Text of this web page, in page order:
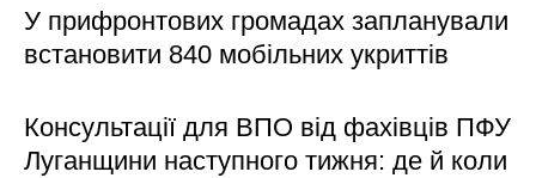
У прифронтових громадах запланували
встановити 840 мобільних укриттів
Консультації для ВПО від фахівців ПФУ
Луганщини наступного тижня: де й коли